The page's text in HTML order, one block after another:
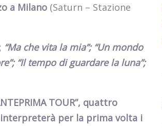
a Milano (Saturn – Stazione
“Ma che vita la mia”; “Un mondo
“Il tempo di guardare la luna”;
TOUR”, quattro
per la prima volta i